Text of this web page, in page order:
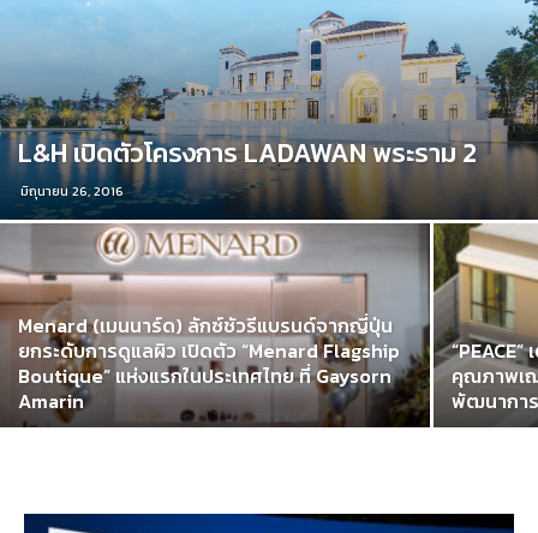
L&H เปิดตัวโครงการ LADAWAN พระราม 2
มิถุนายน 26, 2016
Menard (เมนนาร์ด) ลักซ์ชัวรีแบรนด์จากญี่ปุ่น
ยกระดับการดูแลผิว เปิดตัว “Menard Flagship
Boutique” แห่งแรกในประเทศไทย ที่ Gaysorn
Amarin
คุณภาพเ
พัฒนากา